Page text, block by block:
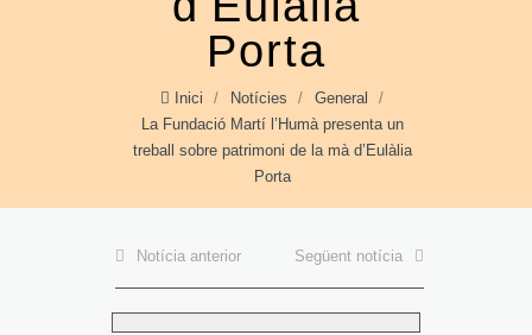
Porta
Inici / Notícies / General
/
La Fundació Martí l’Humà presenta un
treball sobre patrimoni de la mà d’Eulàlia
Porta
Notícia anterior Següent notícia